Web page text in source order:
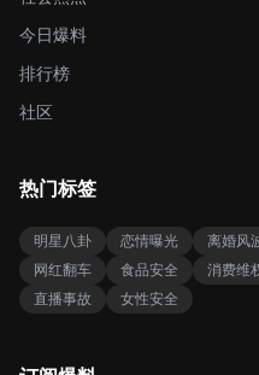
今日爆料
排行榜
社区
热门标签
明星八卦 恋情曝光 离婚风
网红翻车
食品安全 消费维
直播事故
女性安全